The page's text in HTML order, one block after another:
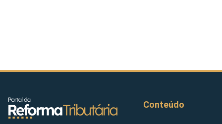
Conteúdo